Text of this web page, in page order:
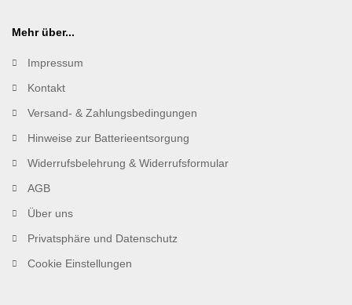
Mehr über...
Impressum
Kontakt
Versand- & Zahlungsbedingungen
Hinweise zur Batterieentsorgung
Widerrufsbelehrung & Widerrufsformular
AGB
Über uns
Privatsphäre und Datenschutz
Cookie Einstellungen